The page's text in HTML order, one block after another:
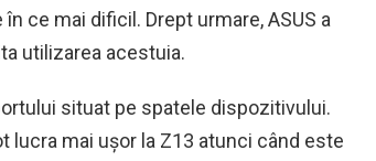
ce mai dificil. Drept urmare, ASUS a
utilizarea acestuia.
situat pe spatele dispozitivului.
lucra mai ușor la Z13 atunci când este